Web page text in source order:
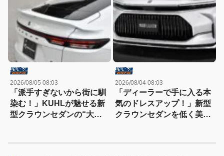
買える流麗スタイル
2026/08/05 08:03
「派手すぎないから街に馴
染む！」KUHLが魅せる新
型クラウンセダンの“大人
2026/08/04 08:03
「ディーラーで手に入る本
気のドレスアップ！」新型
クラウンセダンを低く美し